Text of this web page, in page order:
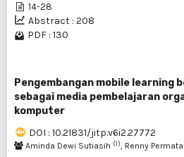
14-28
Abstract : 208
PDF : 130
Pengembangan mobile learning
sebagai media pembelajaran
komputer
DOI : 10.21831/jitp.v6i2.27772
Aminda Dewi Sutiasih (1), Renny